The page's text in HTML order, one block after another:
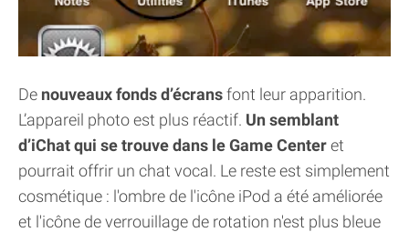
De nouveaux fonds d’écransfont leur apparition.
L’appareil photo est plus réactif. Un semblant
d’iChat qui se trouve dans le Game Centeret
pourrait offrir un chat vocal. Le reste est simplement
cosmétique : l'ombre de l'icône iPod a été améliorée
et l'icône de verrouillage de rotation n'est plus bleue